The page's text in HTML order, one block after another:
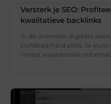
Versterk je SEO:
kwalitatieve backlinks
In de overvolle digitale
zichtbaarheid alles. Je kunt
meest waardevolle